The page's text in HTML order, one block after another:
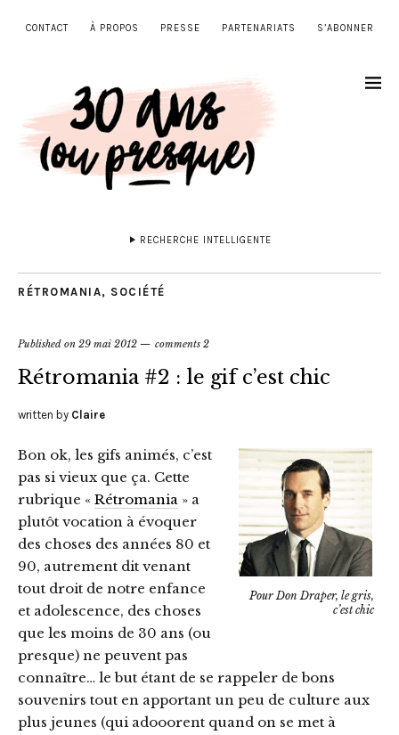
CONTACT À PROPOS PRESSE PARTENARIATS S’ABONNER
RECHERCHE INTELLIGENTE
RÉTROMANIA, SOCIÉTÉ
Published on 29 mai 2012 comments 2
Rétromania #2 : le gif c’est chic
written by Claire
Pour Don Draper, le gris,
c’est chic
Bon ok, les gifs animés, c’est
pas si vieux que ça. Cette
rubrique « Rétromania » a
plutôt vocation à évoquer
des choses des années 80 et
90, autrement dit venant
tout droit de notre enfance
et adolescence, des choses
que les moins de 30 ans (ou
presque) ne peuvent pas
connaître… le but étant de se rappeler de bons
souvenirs tout en apportant un peu de culture aux
plus jeunes (qui adooorent quand on se met à